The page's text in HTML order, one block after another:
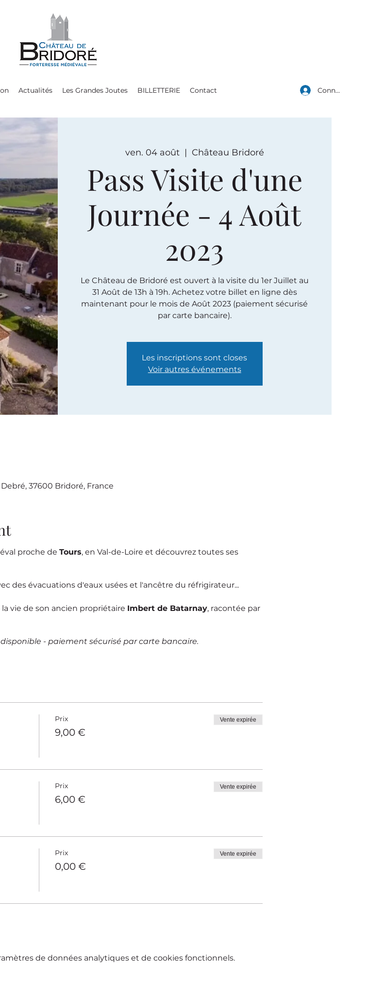
Actualités Les Grandes Joutes BILLETTERIE Contact Connexion
ven. 04 août
  |
Château Bridoré
Pass Visite d'une
Journée - 4 Août
2023
Le Château de Bridoré est ouvert à la visite du 1er Juillet au
31 Août de 13h à 19h. Achetez votre billet en ligne dès
maintenant pour le mois de Août 2023 (paiement sécurisé
par carte bancaire).
Les inscriptions sont closes
Voir autres événements
37600 Bridoré, France
proche de Tours, en Val-de-Loire et découvrez toutes ses
des évacuations d'eaux usées et l'ancêtre du réfrigirateur...
vie de son ancien propriétaire Imbert de Batarnay, racontée par
- paiement sécurisé par carte bancaire.
Prix
9,00 €
Vente expirée
Prix
6,00 €
Vente expirée
Prix
0,00 €
Vente expirée
de données analytiques et de cookies fonctionnels.